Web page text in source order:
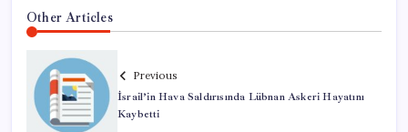
Other Articles
Previous
İsrail’in Hava Saldırısında Lübnan Askeri Hayatını
Kaybetti